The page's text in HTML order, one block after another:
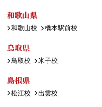
和歌山県
和歌山校 橋本駅前校
鳥取県
鳥取校 米子校
島根県
松江校 出雲校